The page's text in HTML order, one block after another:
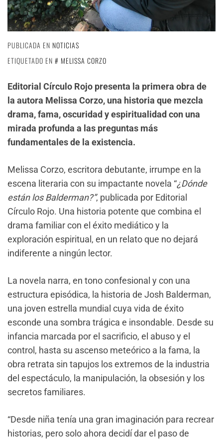
PUBLICADA EN NOTICIAS
ETIQUETADO EN
MELISSA CORZO
Editorial Círculo Rojo presenta la primera obra de
la autora Melissa Corzo, una historia que mezcla
drama, fama, oscuridad y espiritualidad con una
mirada profunda a las preguntas más
fundamentales de la existencia.
Melissa Corzo, escritora debutante, irrumpe en la
escena literaria con su impactante novela “¿Dónde
están los Balderman?”, publicada por Editorial
Círculo Rojo. Una historia potente que combina el
drama familiar con el éxito mediático y la
exploración espiritual, en un relato que no dejará
indiferente a ningún lector.
La novela narra, en tono confesional y con una
estructura episódica, la historia de Josh Balderman,
una joven estrella mundial cuya vida de éxito
esconde una sombra trágica e insondable. Desde su
infancia marcada por el sacrificio, el abuso y el
control, hasta su ascenso meteórico a la fama, la
obra retrata sin tapujos los extremos de la industria
del espectáculo, la manipulación, la obsesión y los
secretos familiares.
“Desde niña tenía una gran imaginación para recrear
historias, pero solo ahora decidí dar el paso de